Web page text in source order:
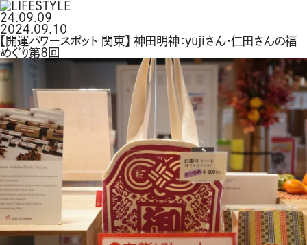
24.09.09
2024.09.10
【開運パワースポット 関東】 神田明神：yujiさん・仁田さんの福
めぐり第８回